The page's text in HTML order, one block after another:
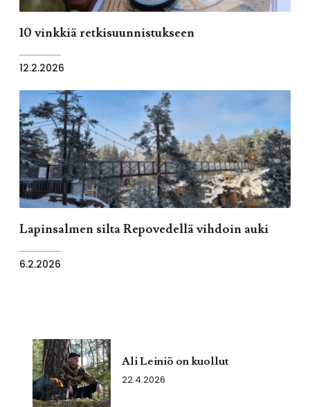
10 vinkkiä retkisuunnistukseen
12.2.2026
Lapinsalmen silta Repovedellä vihdoin auki
6.2.2026
Ali Leiniö on kuollut
22.4.2026